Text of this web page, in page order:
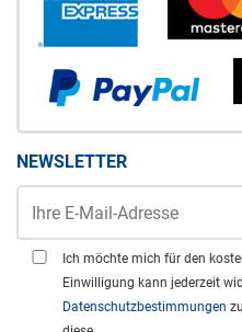
NEWSLETTER
Ich möchte mich für den
Einwilligung kann jederzeit
Datenschutzbestimmungen